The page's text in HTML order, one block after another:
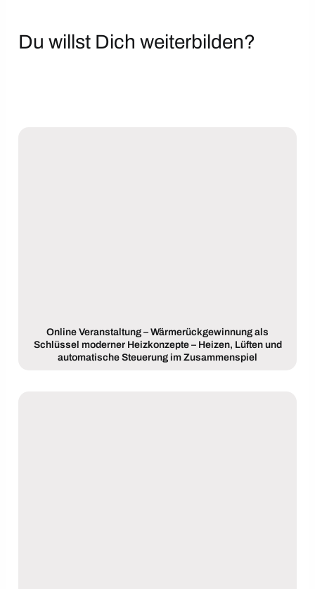
Du willst Dich weiterbilden?
Online Veranstaltung – Wärmerückgewinnung als
Schlüssel moderner Heizkonzepte – Heizen, Lüften und
automatische Steuerung im Zusammenspiel